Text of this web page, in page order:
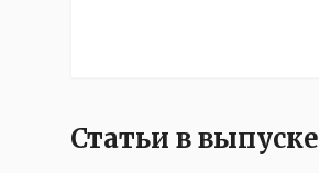
Статьи в выпуске